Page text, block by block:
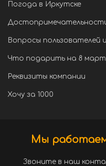
Погода в Иркутске
Вопросы
Что подарить на 8
Реквизиты компании
Хочу за 1000
Мы
Звоните в наш